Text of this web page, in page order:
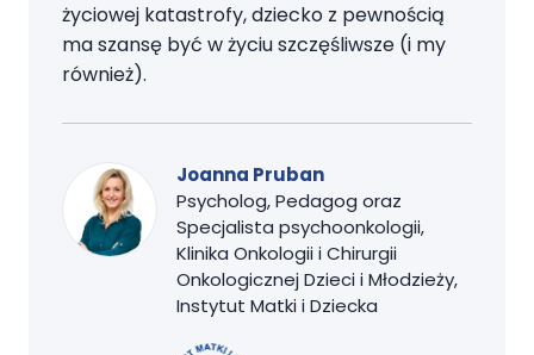
życiowej katastrofy, dziecko z pewnością
ma szansę być w życiu szczęśliwsze (i my
również).
Joanna Pruban
Psycholog, Pedagog oraz
Specjalista psychoonkologii,
Klinika Onkologii i Chirurgii
Onkologicznej Dzieci i Młodzieży,
Instytut Matki i Dziecka